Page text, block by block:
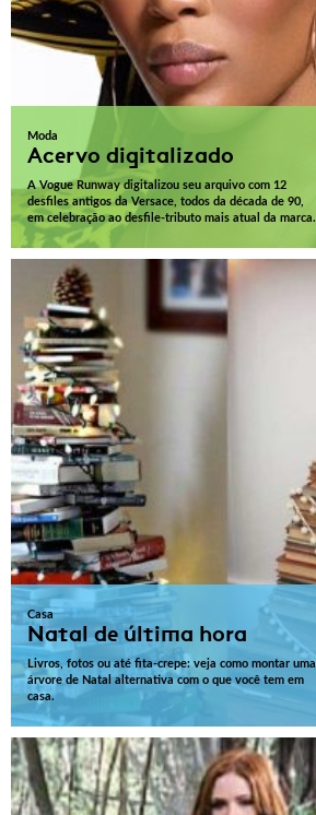
Moda
Acervo digitalizado
A Vogue Runway digitalizou seu arquivo com 12
desfiles antigos da Versace, todos da década de 90,
em celebração ao desfile-tributo mais atual da marca.
Casa
Natal de última hora
Livros, fotos ou até fita-crepe: veja como montar uma
árvore de Natal alternativa com o que você tem em
casa.